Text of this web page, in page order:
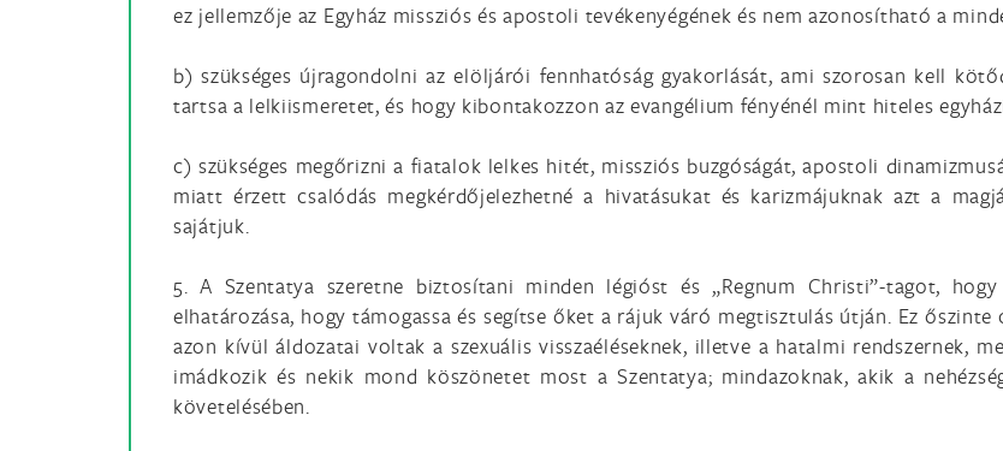
ez jellemzője az Egyház missziós és apostoli tevékenyégének és nem azonosítható a
b) szükséges újragondolni az elöljárói fennhatóság gyakorlását, ami szorosan kell
tartsa a lelkiismeretet, és hogy kibontakozzon az evangélium fényénél mint hiteles
c) szükséges megőrizni a fiatalok lelkes hitét, missziós buzgóságát, apostoli
miatt érzett csalódás megkérdőjelezhetné a hivatásukat és karizmájuknak azt a
sajátjuk.
5. A Szentatya szeretne biztosítani minden légióst és „Regnum Christi”-tagot,
elhatározása, hogy támogassa és segítse őket a rájuk váró megtisztulás útján. Ez
azon kívül áldozatai voltak a szexuális visszaéléseknek, illetve a hatalmi rendszernek,
imádkozik és nekik mond köszönetet most a Szentatya; mindazoknak, akik a
követelésében.